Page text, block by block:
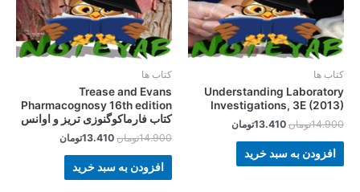
کتاب ها
Understanding Laboratory
Investigations, 3E (2013)
14.900تومان 13.410تومان
افزودن به سبد خرید
کتاب ها
Trease and Evans
Pharmacognosy 16th edition
کتاب فارماکوگنوزی تریز و اوانس
14.900تومان 13.410تومان
افزودن به سبد خرید